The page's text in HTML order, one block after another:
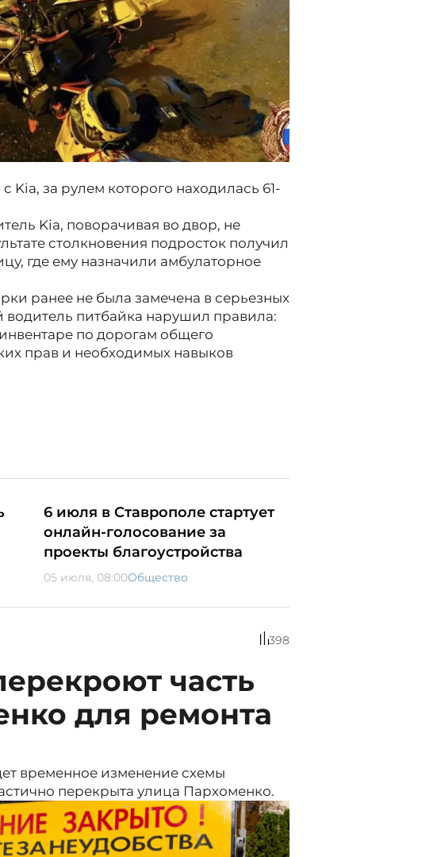
Kia, за рулем которого находилась 61-
Kia, поворачивая во двор, не
столкновения подросток получил
где ему назначили амбулаторное
ранее не была замечена в серьезных
питбайка нарушил правила:
по дорогам общего
прав и необходимых навыков
6 июля в Ставрополе стартует
онлайн-голосование за
проекты благоустройства
05 июля, 08:00Общество
398
часть
для ремонта
временное изменение схемы
перекрыта улица Пархоменко.